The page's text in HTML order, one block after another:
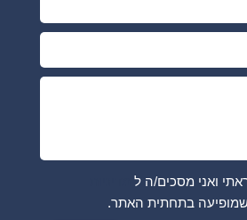
ואני מסכים/ה ל
בתחתית האתר.